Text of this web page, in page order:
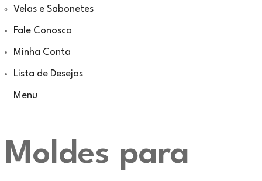
Velas e Sabonetes
Fale Conosco
Minha Conta
Lista de Desejos
Menu
Moldes para